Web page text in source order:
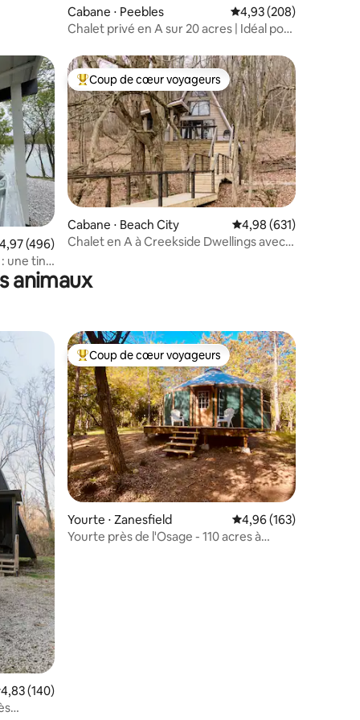
Cabane ⋅ Peebles Évaluation moyenne
4,93 (208)
Chalet privé en A sur 20 acres | Idéal pour
: 4,99 sur 5
moyenne sur la base de 496 commentaires : 4,97 sur 5
4,97 (496)
une tiny
Coups de cœur voyageurs les plus appréciés
Coup de cœur voyageurs
Cabane ⋅ Beach City Évaluation moyenne
4,98 (631)
Chalet en A à Creekside Dwellings avec
animaux
: 4,97 sur 5
moyenne sur la base de 140 commentaires : 4,83 sur 5
4,83 (140)
Coups de cœur voyageurs les plus appréciés
Coup de cœur voyageurs
Yourte ⋅ Zanesfield Évaluation moyenne
4,96 (163)
Yourte près de l'Osage - 110 acres à